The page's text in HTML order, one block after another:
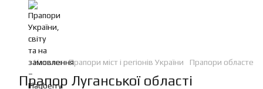
Каталог Прапори міст і регіонів України Прапори областей
Прапор Луганської області